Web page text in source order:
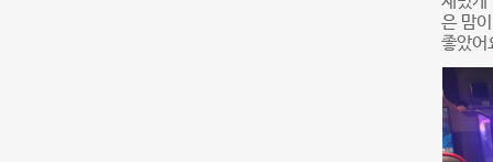
은 맘
좋았